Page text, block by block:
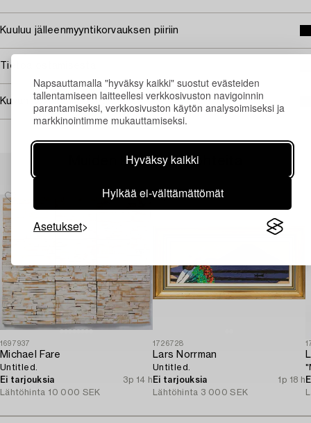
Napsauttamalla "hyväksy kaikki" suostut evästeiden
tallentamiseen laitteellesi verkkosivuston navigoinnin
parantamiseksi, verkkosivuston käytön analysoimiseksi ja
markkinointimme mukauttamiseksi.
Hyväksy kaikki
Hylkää ei-välttämättömät
Asetukset
Kuuluu jälleenmyyntikorvauksen piiriin
Tietoa ostamisesta
Kuvan käyttöoikeudet
Muiden katsomia kohteita
1697937
Michael Fare
Untitled.
Ei tarjouksia
3p 14 h
Lähtöhinta 10 000 SEK
1726728
Lars Norrman
Untitled.
Ei tarjouksia
1p 18 h
Lähtöhinta 3 000 SEK